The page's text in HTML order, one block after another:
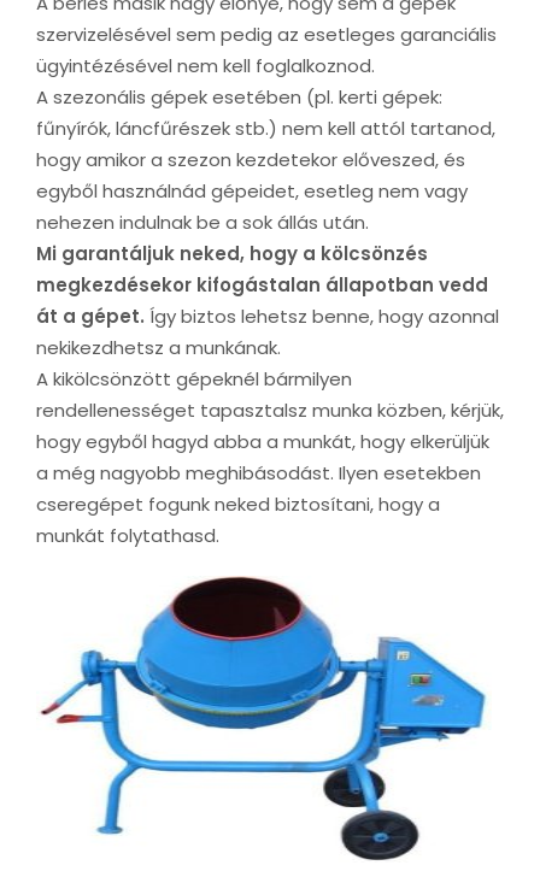
szervizelésével sem pedig az esetleges garanciális
ügyintézésével nem kell foglalkoznod.
A szezonális gépek esetében (pl. kerti gépek:
fűnyírók, láncfűrészek stb.) nem kell attól tartanod,
hogy amikor a szezon kezdetekor előveszed, és
egyből használnád gépeidet, esetleg nem vagy
nehezen indulnak be a sok állás után.
Mi garantáljuk neked, hogy a kölcsönzés
megkezdésekor kifogástalan állapotban vedd
át a gépet. Így biztos lehetsz benne, hogy azonnal
nekikezdhetsz a munkának.
A kikölcsönzött gépeknél bármilyen
rendellenességet tapasztalsz munka közben, kérjük,
hogy egyből hagyd abba a munkát, hogy elkerüljük
a még nagyobb meghibásodást. Ilyen esetekben
cseregépet fogunk neked biztosítani, hogy a
munkát folytathasd.